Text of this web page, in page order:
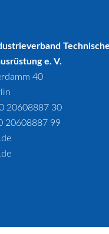
Technische
e. V.
40
20608887 30
20608887 99